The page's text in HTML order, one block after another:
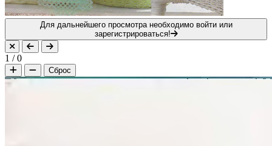
Для дальнейшего просмотра необходимо войти или
зарегистрироваться!
1 /0
Сброс